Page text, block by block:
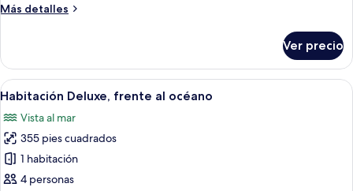
océano
Más detalles
Más
superior,
vista
al
Ver precio
Abrir
todas
las
fotos
de
Habitación
Habitación de hotel con una cama
5
Habitación Deluxe, frente al océano
Vista al mar
355 pies cuadrados
1 habitación
4 personas